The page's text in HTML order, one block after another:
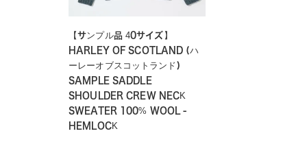
【サンプル品 40サイズ】
HARLEY OF SCOTLAND (ハ
ーレーオブスコットランド)
SAMPLE SADDLE
SHOULDER CREW NECK
SWEATER 100% WOOL -
HEMLOCK